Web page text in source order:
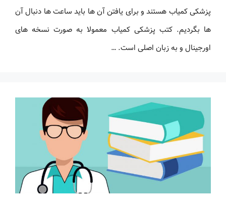
پزشکی کمیاب هستند و برای یافتن آن ها باید ساعت ها دنبال آن
ها بگردیم. کتب پزشکی کمیاب معمولا به صورت نسخه های
اورجینال و به زبان اصلی است. …